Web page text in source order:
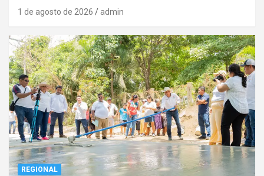
1 de agosto de 2026 admin
REGIONAL